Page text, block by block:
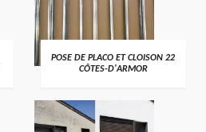
POSE DE PLACO ET CLOISON 22
CÔTES-D'ARMOR